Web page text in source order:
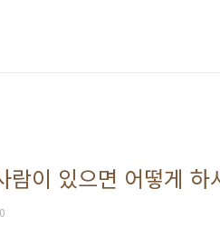
람이 있으면 어떻게